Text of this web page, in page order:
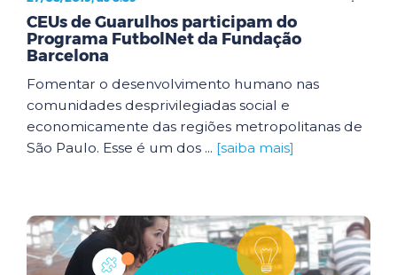
CEUs de Guarulhos participam do
Programa FutbolNet da Fundação
Barcelona
Fomentar o desenvolvimento humano nas
comunidades desprivilegiadas social e
economicamente das regiões metropolitanas de
São Paulo. Esse é um dos ... [saiba mais]